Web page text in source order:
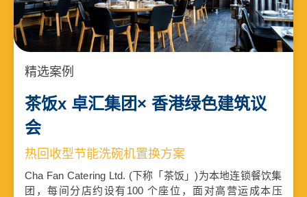
精选案例
茶饭x 卓汇集团× 香港绿色建筑议
会
热回收型节能洗碗机置换方案
Cha Fan Catering Ltd. (下称「茶饭」)为本地连锁餐饮集
团，每间分店约设有100 个座位，面对高营运成本压